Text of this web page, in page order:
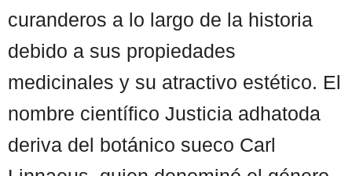
curanderos a lo largo de la historia
debido a sus propiedades
medicinales y su atractivo estético. El
nombre científico Justicia adhatoda
deriva del botánico sueco Carl